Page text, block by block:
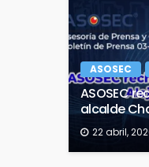
ASOSEC
ASOSEC
alcalde
22 abril,